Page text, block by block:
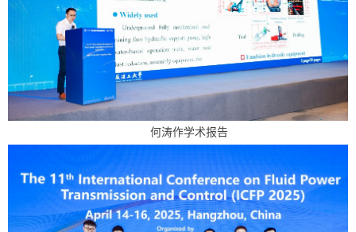
何涛作学术报告